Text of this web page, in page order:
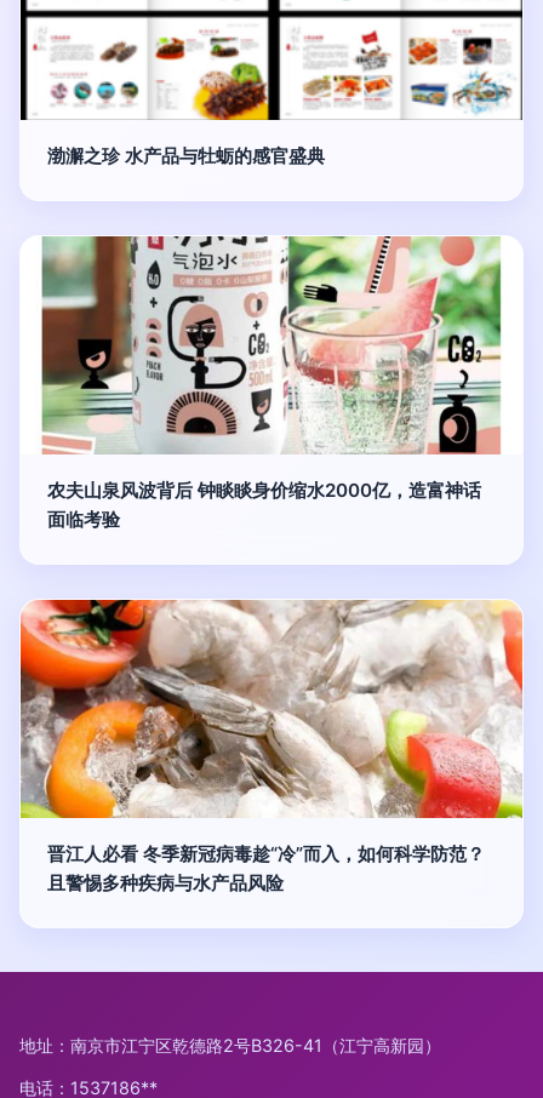
渤澥之珍 水产品与牡蛎的感官盛典
农夫山泉风波背后 钟睒睒身价缩水2000亿，造富神话
面临考验
晋江人必看 冬季新冠病毒趁“冷”而入，如何科学防范？
且警惕多种疾病与水产品风险
地址：南京市江宁区乾德路2号B326-41（江宁高新园）
电话：1537186**